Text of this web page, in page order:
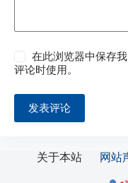
在此浏览器中保存
评论时使用。
发表评论
关于本站 网站